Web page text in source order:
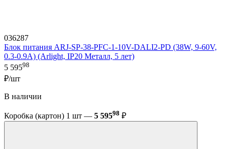
036287
Блок питания ARJ-SP-38-PFC-1-10V-DALI2-PD (38W, 9-60V,
0.3-0.9A) (Arlight, IP20 Металл, 5 лет)
5 59598
₽/шт
В наличии
Коробка (картон) 1 шт — 5 59598 ₽